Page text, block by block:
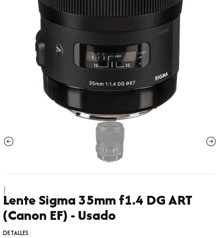
|
Lente Sigma 35mm f1.4 DG ART
(Canon EF) - Usado
DETALLES